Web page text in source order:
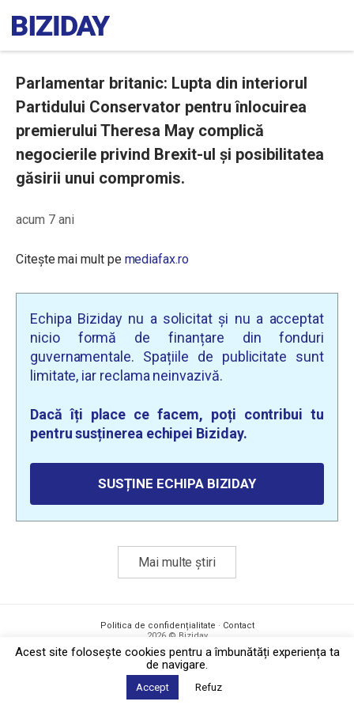
Parlamentar britanic: Lupta din interiorul
Partidului Conservator pentru înlocuirea
premierului Theresa May complică
negocierile privind Brexit-ul și posibilitatea
găsirii unui compromis.
acum 7 ani
Citește mai mult pe mediafax.ro
Echipa Biziday nu a solicitat și nu a acceptat
nicio formă de finanțare din fonduri
guvernamentale. Spațiile de publicitate sunt
limitate, iar reclama neinvazivă.
Dacă îți place ce facem, poți contribui tu
pentru susținerea echipei Biziday.
SUSȚINE ECHIPA BIZIDAY
Mai multe știri
Politica de confidențialitate · Contact
2026 © Biziday
Acest site foloseşte cookies pentru a îmbunătăți experiența ta
de navigare.
Accept Refuz